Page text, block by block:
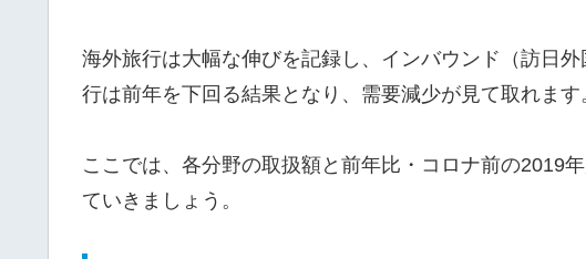
海外旅行は大幅な伸びを記録し、インバウンド（訪日
行は前年を下回る結果となり、需要減少が見て取れます
ここでは、各分野の取扱額と前年比・コロナ前の2019
ていきましょう。